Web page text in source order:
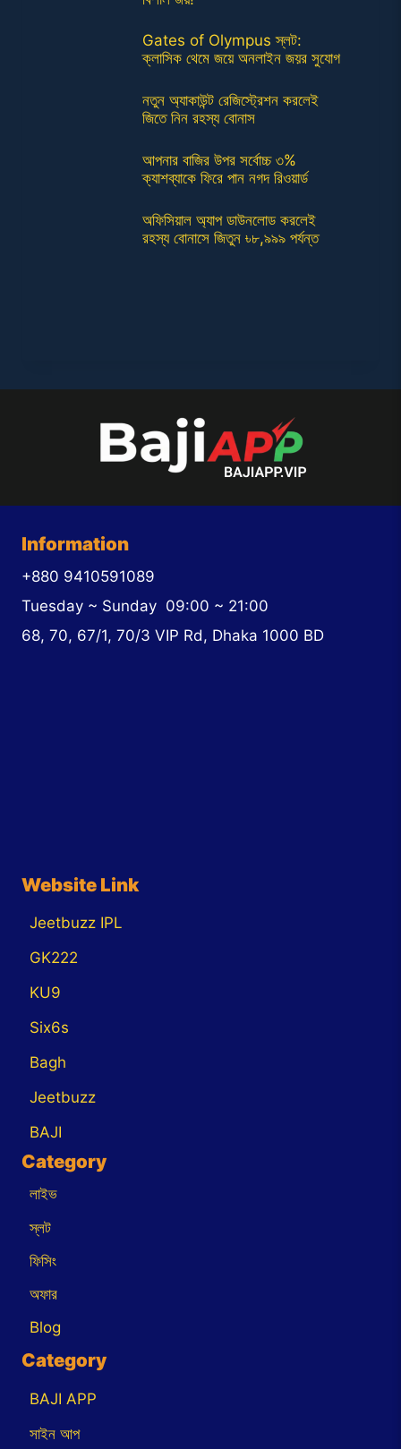
Gates of Olympus স্লট:
ক্লাসিক থেমে জয়ে অনলাইন জয়র সুযোগ
নতুন অ্যাকাউন্ট রেজিস্ট্রেশন করলেই
জিতে নিন রহস্য বোনাস
আপনার বাজির উপর সর্বোচ্চ ৩%
ক্যাশব্যাকে ফিরে পান নগদ রিওয়ার্ড
অফিসিয়াল অ্যাপ ডাউনলোড করলেই
রহস্য বোনাসে জিতুন ৳৮,৯৯৯ পর্যন্ত
Information
+880 9410591089
Tuesday ~ Sunday 09:00 ~ 21:00
68, 70, 67/1, 70/3 VIP Rd, Dhaka 1000 BD
Website Link
Jeetbuzz IPL
GK222
KU9
Six6s
Bagh
Jeetbuzz
BAJI
Category
লাইভ
স্লট
ফিসিং
অফার
Blog
Category
BAJI APP
সাইন আপ